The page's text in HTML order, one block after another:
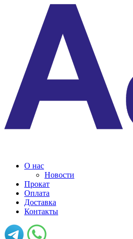
О нас
Новости
Прокат
Оплата
Доставка
Контакты